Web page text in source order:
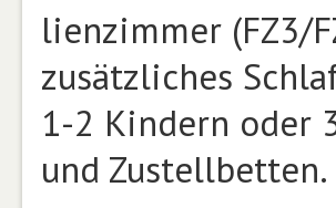
lienzimmer (FZ3/
zusätzli­ches
1-2 Kindern oder
und Zustellbetten.